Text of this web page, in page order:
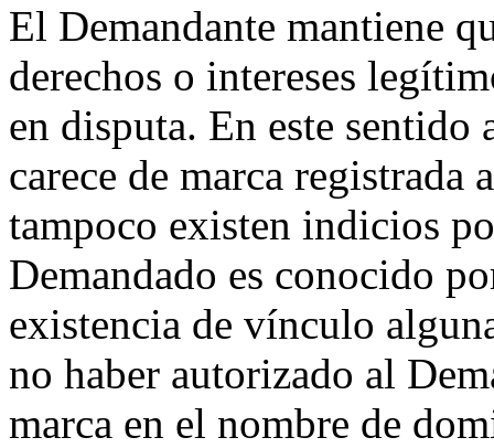
El Demandante mantiene
derechos o intereses
en disputa. En este sentido
carece de marca
tampoco existen indicios
Demandado es conocido
existencia de vínculo
no haber autorizado al
marca en el nombre de